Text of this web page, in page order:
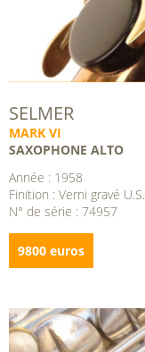
SELMER
MARK VI
SAXOPHONE ALTO
Année : 1958
Finition : Verni gravé U.S.
N° de série : 74957
9800 euros